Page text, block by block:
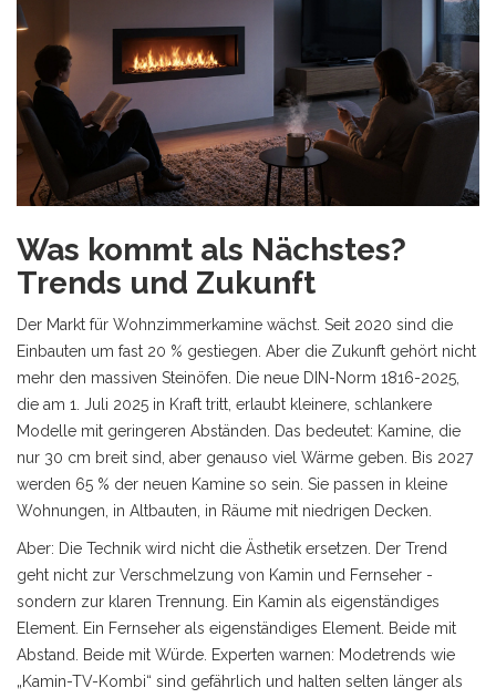
Was kommt als Nächstes?
Trends und Zukunft
Der Markt für Wohnzimmerkamine wächst. Seit 2020 sind die
Einbauten um fast 20 % gestiegen. Aber die Zukunft gehört nicht
mehr den massiven Steinöfen. Die neue DIN-Norm 1816-2025,
die am 1. Juli 2025 in Kraft tritt, erlaubt kleinere, schlankere
Modelle mit geringeren Abständen. Das bedeutet: Kamine, die
nur 30 cm breit sind, aber genauso viel Wärme geben. Bis 2027
werden 65 % der neuen Kamine so sein. Sie passen in kleine
Wohnungen, in Altbauten, in Räume mit niedrigen Decken.
Aber: Die Technik wird nicht die Ästhetik ersetzen. Der Trend
geht nicht zur Verschmelzung von Kamin und Fernseher -
sondern zur klaren Trennung. Ein Kamin als eigenständiges
Element. Ein Fernseher als eigenständiges Element. Beide mit
Abstand. Beide mit Würde. Experten warnen: Modetrends wie
„Kamin-TV-Kombi“ sind gefährlich und halten selten länger als